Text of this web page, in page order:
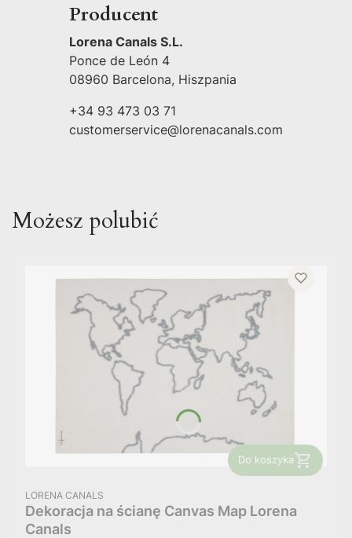
Producent
Lorena Canals S.L.
Ponce de León 4
08960 Barcelona, Hiszpania
+34 93 473 03 71
customerservice@lorenacanals.com
Możesz polubić
Do koszyka
PRODUCENT
LORENA CANALS
Dekoracja na ścianę Canvas Map Lorena
Canals